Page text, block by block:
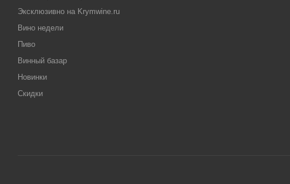
Эксклюзивно на Krymwine.ru
Вино недели
Пиво
Винный базар
Новинки
Скидки